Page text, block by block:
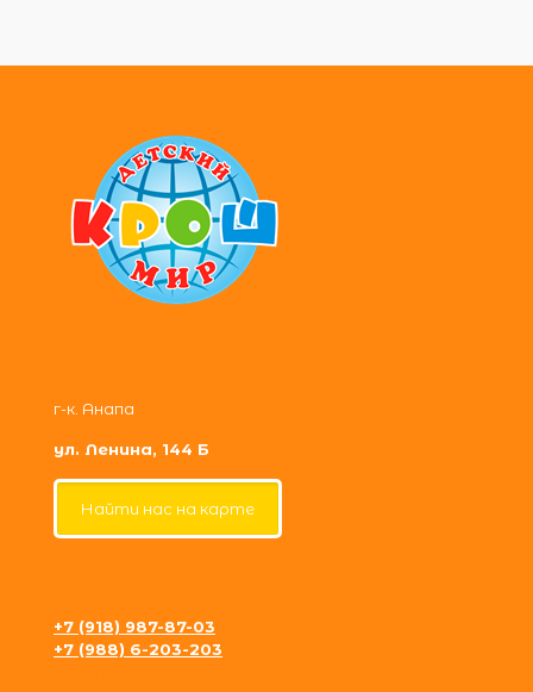
г-к. Анапа
ул. Ленина, 144 Б
Найти нас на карте
+7 (918) 987-87-03
+7 (988) 6-203-203